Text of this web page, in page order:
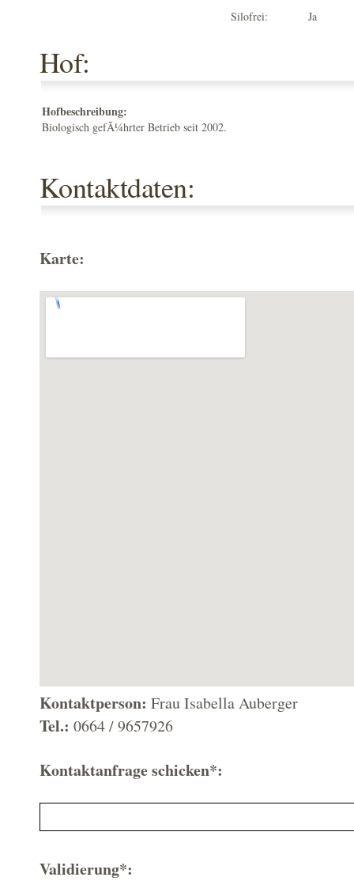
Silofrei:
Ja
Hof:
Hofbeschreibung:
Biologisch gefÃ¼hrter Betrieb seit 2002.
Kontaktdaten:
Karte:
Kontaktperson: Frau Isabella Auberger
Tel.: 0664 / 9657926
Kontaktanfrage schicken*:
Validierung*: